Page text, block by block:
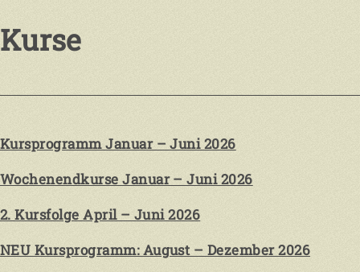
Kurse
Kursprogramm Januar – Juni 2026
Wochenendkurse Januar – Juni 2026
2. Kursfolge April – Juni 2026
NEU Kursprogramm: August – Dezember 2026